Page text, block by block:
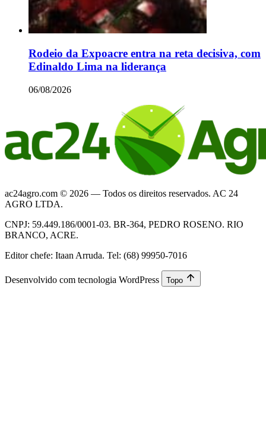
Rodeio da Expoacre entra na reta decisiva, com
Edinaldo Lima na liderança
06/08/2026
ac24agro.com © 2026 — Todos os direitos reservados. AC 24
AGRO LTDA.
CNPJ: 59.449.186/0001-03. BR-364, PEDRO ROSENO. RIO
BRANCO, ACRE.
Editor chefe: Itaan Arruda. Tel: (68) 99950-7016
Desenvolvido com tecnologia WordPress Topo